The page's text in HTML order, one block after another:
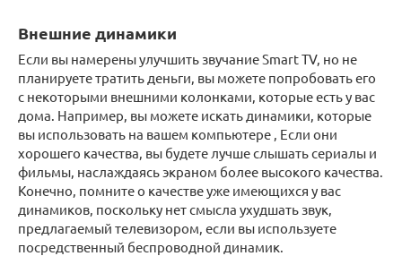
Внешние динамики
Если вы намерены улучшить звучание Smart TV, но не
планируете тратить деньги, вы можете попробовать его
с некоторыми внешними колонками, которые есть у вас
дома. Например, вы можете искать динамики, которые
вы использовать на вашем компьютере , Если они
хорошего качества, вы будете лучше слышать сериалы и
фильмы, наслаждаясь экраном более высокого качества.
Конечно, помните о качестве уже имеющихся у вас
динамиков, поскольку нет смысла ухудшать звук,
предлагаемый телевизором, если вы используете
посредственный беспроводной динамик.